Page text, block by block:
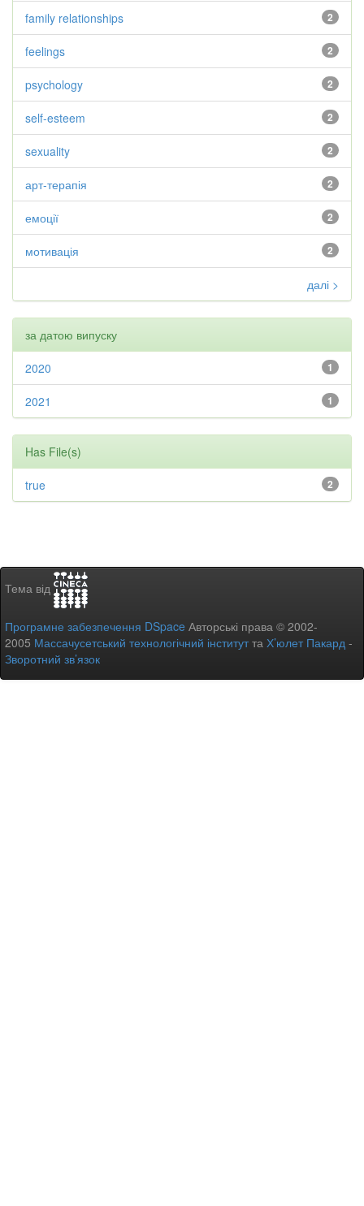
2
family relationships
2
feelings
2
psychology
2
self-esteem
2
sexuality
2
арт-терапія
2
емоції
2
мотивація
далі >
за датою випуску
1
2020
1
2021
Has File(s)
2
true
Тема від
Програмне забезпечення DSpace Авторські права © 2002-
2005 Массачусетський технологічний інститутта Х’юлет Пакард -
Зворотний зв’язок